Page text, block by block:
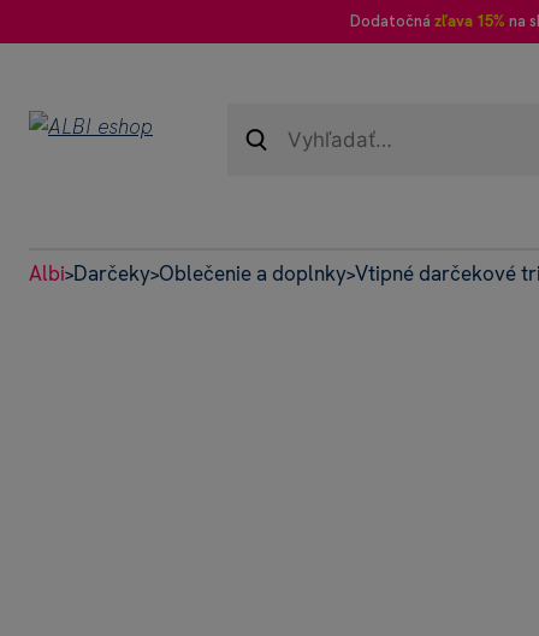
Dodatočná zľava 15% na
Albi>Darčeky>Oblečenie a doplnky>Vtipné darčekové